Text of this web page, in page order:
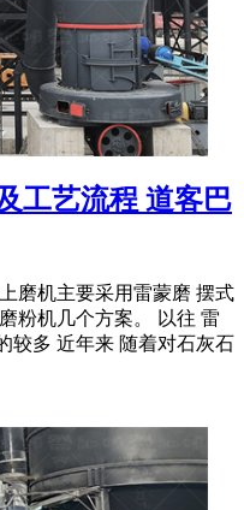
工艺流程 道客巴
磨机主要采用雷蒙磨 摆式
粉机几个方案。 以往 雷
较多 近年来 随着对石灰石